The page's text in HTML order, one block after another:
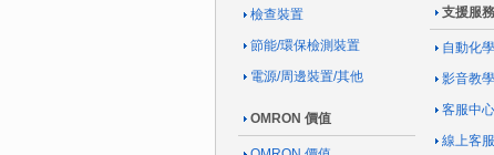
檢查裝置
節能/環保檢測裝置
電源/周邊裝置/其他
OMRON 價值
支援服務
自動化
影音教學
客服中心
線上客服